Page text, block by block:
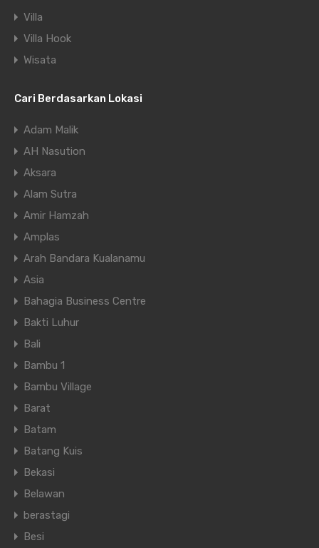
Villa
Villa Hook
Wisata
Cari Berdasarkan Lokasi
Adam Malik
AH Nasution
Aksara
Alam Sutra
Amir Hamzah
Amplas
Arah Bandara Kualanamu
Asia
Bahagia Business Centre
Bakti Luhur
Bali
Bambu 1
Bambu Village
Barat
Batam
Batang Kuis
Bekasi
Belawan
berastagi
Besi